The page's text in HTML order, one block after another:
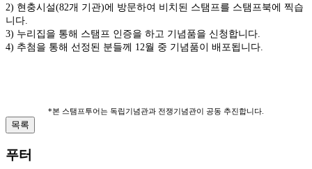
2) 현충시설(82개 기관)에 방문하여 비치된 스탬프를 스탬프북에 찍습
니다.
3) 누리집을 통해 스탬프 인증을 하고 기념품을 신청합니다.
4) 추첨을 통해 선정된 분들께 12월 중 기념품이 배포됩니다.
*본 스탬프투어는 독립기념관과 전쟁기념관이 공동 추진합니다.
목록
푸터